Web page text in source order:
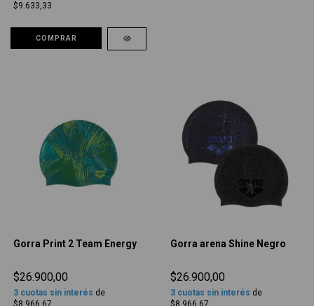
$9.633,33
COMPRAR
Gorra Print 2 Team Energy
$26.900,00
3 cuotas sin interés de
$8.966,67
Gorra arena Shine Negro
$26.900,00
3 cuotas sin interés de
$8.966,67